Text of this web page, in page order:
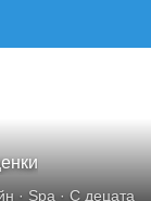
· Spa· С децата